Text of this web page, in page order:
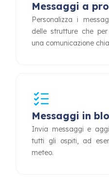
Messaggi a
Personalizza i
delle strutture che
una comunicazione
Messaggi in
Invia messaggi e
tutti gli ospiti, ad
meteo.